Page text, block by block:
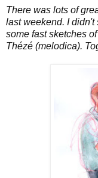
There was lots of
last weekend. I didn't
some fast sketches
Thézé (melodica).